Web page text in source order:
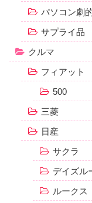
パソコン劇
サプライ品
クルマ
フィアット
500
三菱
日産
サクラ
デイズル
ルークス